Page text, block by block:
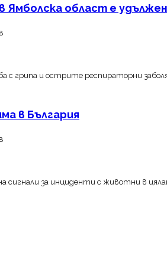
Ямболска област е
с грипа и острите респираторни
в България
сигнали за инциденти с животни в